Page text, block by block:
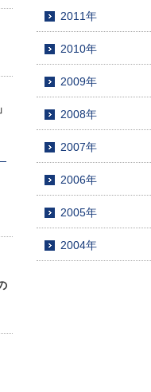
2011年
2010年
2009年
2008年
2007年
2006年
2005年
2004年